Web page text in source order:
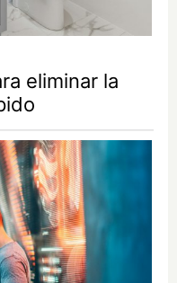
eliminar la